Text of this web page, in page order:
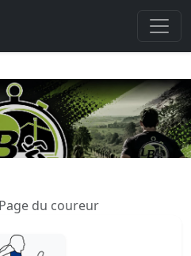
Page du coureur